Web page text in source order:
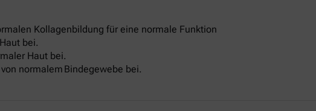
Kollagenbildung für eine normale Funktion
bei.
Haut bei.
normalem Bindegewebe bei.